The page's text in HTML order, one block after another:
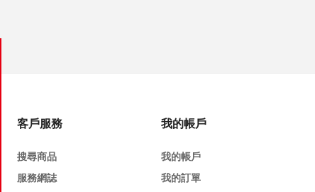
客戶服務
搜尋商品
服務網誌
我的帳戶
我的帳戶
我的訂單